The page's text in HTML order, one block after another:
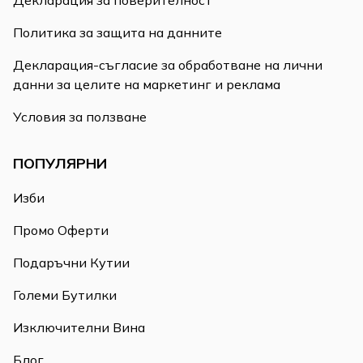
Политика за защита на данните
Декларация-съгласие за обработване на лични
данни за целите на маркетинг и реклама
Условия за ползване
ПОПУЛЯРНИ
Изби
Промо Оферти
Подаръчни Кутии
Големи Бутилки
Изключителни Вина
Блог